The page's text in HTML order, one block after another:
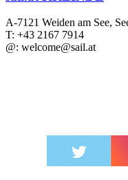
A-7121 Weiden am See,
T: +43 2167 7914
@: welcome@sail.at